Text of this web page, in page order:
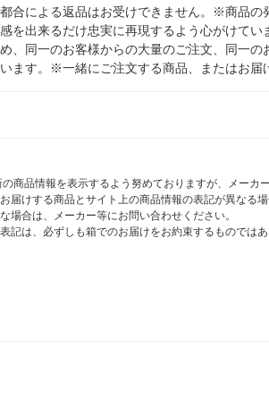
合による返品はお受けできません。※商品
を出来るだけ忠実に再現するよう心がけて
、同一のお客様からの大量のご注文、同一
ます。※一緒にご注文する商品、またはお届
商品情報を表示するよう努めておりますが、メー
届けする商品とサイト上の商品情報の表記が異な
場合は、メーカー等にお問い合わせください。
記は、必ずしも箱でのお届けをお約束するもので